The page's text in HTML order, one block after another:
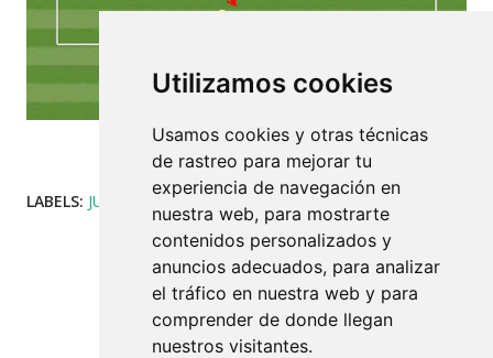
Utilizamos cookies
Usamos cookies y otras técnicas
de rastreo para mejorar tu
experiencia de navegación en
nuestra web, para mostrarte
contenidos personalizados y
anuncios adecuados, para analizar
el tráfico en nuestra web y para
comprender de donde llegan
nuestros visitantes.
Juego competición 1x1 desmarques
LABELS: JUEGOS COMPARTIR